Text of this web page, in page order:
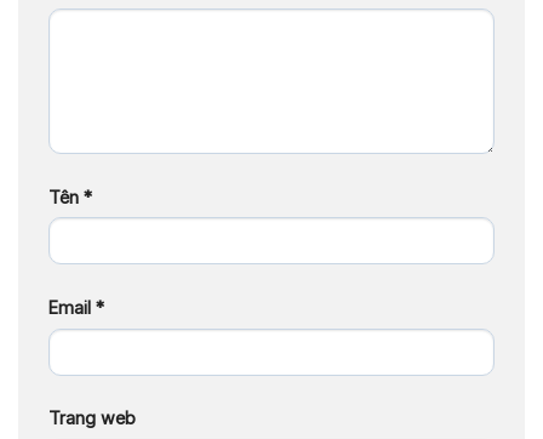
Tên *
Email *
Trang web